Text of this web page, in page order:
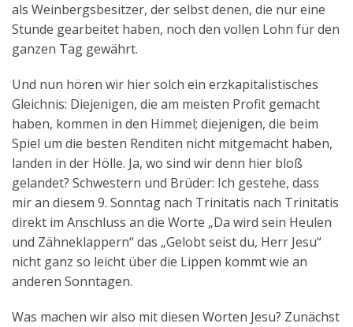
als Weinbergsbesitzer, der selbst denen, die nur eine
Stunde gearbeitet haben, noch den vollen Lohn für den
ganzen Tag gewährt.
Und nun hören wir hier solch ein erzkapitalistisches
Gleichnis: Diejenigen, die am meisten Profit gemacht
haben, kommen in den Himmel; diejenigen, die beim
Spiel um die besten Renditen nicht mitgemacht haben,
landen in der Hölle. Ja, wo sind wir denn hier bloß
gelandet? Schwestern und Brüder: Ich gestehe, dass
mir an diesem 9. Sonntag nach Trinitatis nach Trinitatis
direkt im Anschluss an die Worte „Da wird sein Heulen
und Zähneklappern“ das „Gelobt seist du, Herr Jesu“
nicht ganz so leicht über die Lippen kommt wie an
anderen Sonntagen.
Was machen wir also mit diesen Worten Jesu? Zunächst